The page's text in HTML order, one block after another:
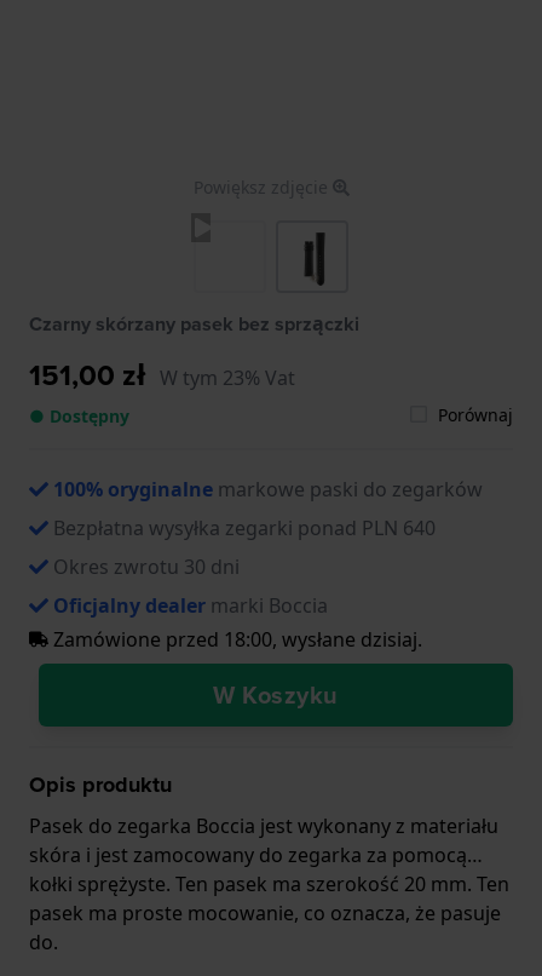
Powiększ zdjęcie
Czarny skórzany pasek bez sprzączki
151,00 zł W tym 23% Vat
● Dostępny Porównaj
100% oryginalne markowe paski do zegarków
Bezpłatna wysyłka zegarki ponad PLN 640
Okres zwrotu 30 dni
Oficjalny dealer marki Boccia
Zamówione przed 18:00, wysłane dzisiaj.
W Koszyku
Opis produktu
Pasek do zegarka Boccia jest wykonany z materiału
skóra i jest zamocowany do zegarka za pomocą…
kołki sprężyste. Ten pasek ma szerokość 20 mm. Ten
pasek ma proste mocowanie, co oznacza, że pasuje
do.